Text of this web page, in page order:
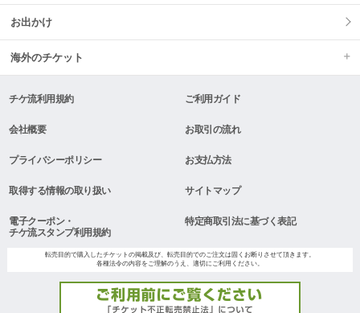
お出かけ
海外のチケット
チケ流利用規約 ご利用ガイド
会社概要 お取引の流れ
プライバシーポリシー お支払方法
取得する情報の取り扱い サイトマップ
電子クーポン・
チケ流スタンプ利用規約
特定商取引法に基づく表記
転売目的で購入したチケットの掲載及び、転売目的でのご注文は固くお断りさせて頂きます。
各種法令の内容をご理解のうえ、適切にご利用ください。